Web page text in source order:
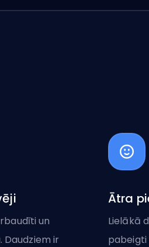
un
ir
Ātra
Lielākā
pabeigti